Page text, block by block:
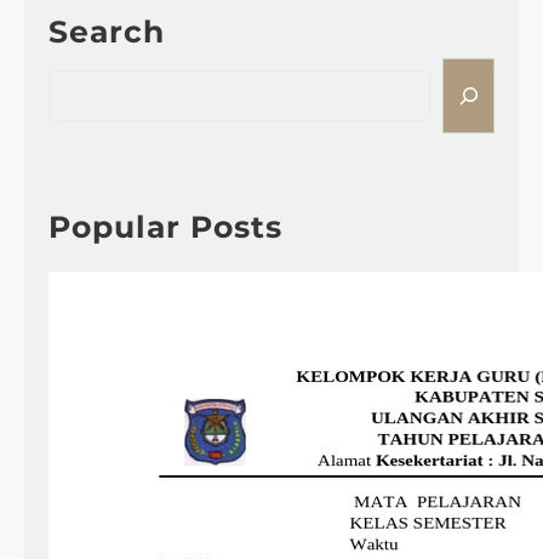
Search
h
Popular Posts